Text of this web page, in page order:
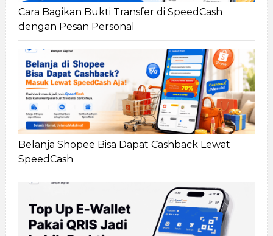
Cara Bagikan Bukti Transfer di SpeedCash
dengan Pesan Personal
Belanja Shopee Bisa Dapat Cashback Lewat
SpeedCash